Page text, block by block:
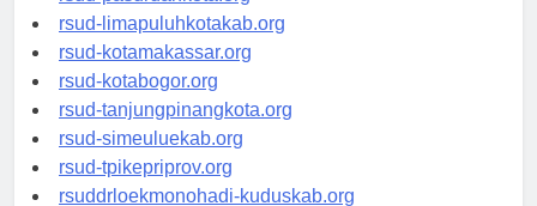
rsud-pasuruankota.org
rsud-limapuluhkotakab.org
rsud-kotamakassar.org
rsud-kotabogor.org
rsud-tanjungpinangkota.org
rsud-simeuluekab.org
rsud-tpikepriprov.org